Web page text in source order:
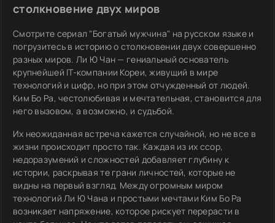
столкновение двух миров
Смотрите сериал "Богатый мужчина" на русском языке и
погрузитесь в историю о столкновении двух совершенно
разных миров. Ли Ю Чан — гениальный основатель
крупнейшей IT-компании Кореи, живущий в мире
технологий и цифр, но при этом отчужденный от людей.
Ким Бо Ра, честолюбивая и мечтательная, становится для
него вызовом, а возможно, и судьбой.
Их неожиданная встреча кажется случайной, но не все в
жизни происходит просто так. Каждая из их ссор,
недоразумений и сложностей добавляет глубину к
истории, раскрывая те грани личностей, которые не
видны на первый взгляд. Между огромным миром
технологий Ли Ю Чана и простыми мечтами Ким Бо Ра
возникает напряжение, которое рискует перерасти в